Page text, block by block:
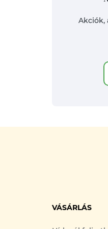
Akciók,
VÁSÁRLÁS